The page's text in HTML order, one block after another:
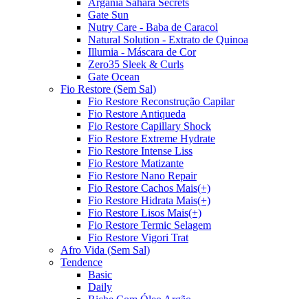
Argania Sahara Secrets
Gate Sun
Nutry Care - Baba de Caracol
Natural Solution - Extrato de Quinoa
Illumia - Máscara de Cor
Zero35 Sleek & Curls
Gate Ocean
Fio Restore (Sem Sal)
Fio Restore Reconstrução Capilar
Fio Restore Antiqueda
Fio Restore Capillary Shock
Fio Restore Extreme Hydrate
Fio Restore Intense Liss
Fio Restore Matizante
Fio Restore Nano Repair
Fio Restore Cachos Mais(+)
Fio Restore Hidrata Mais(+)
Fio Restore Lisos Mais(+)
Fio Restore Termic Selagem
Fio Restore Vigori Trat
Afro Vida (Sem Sal)
Tendence
Basic
Daily